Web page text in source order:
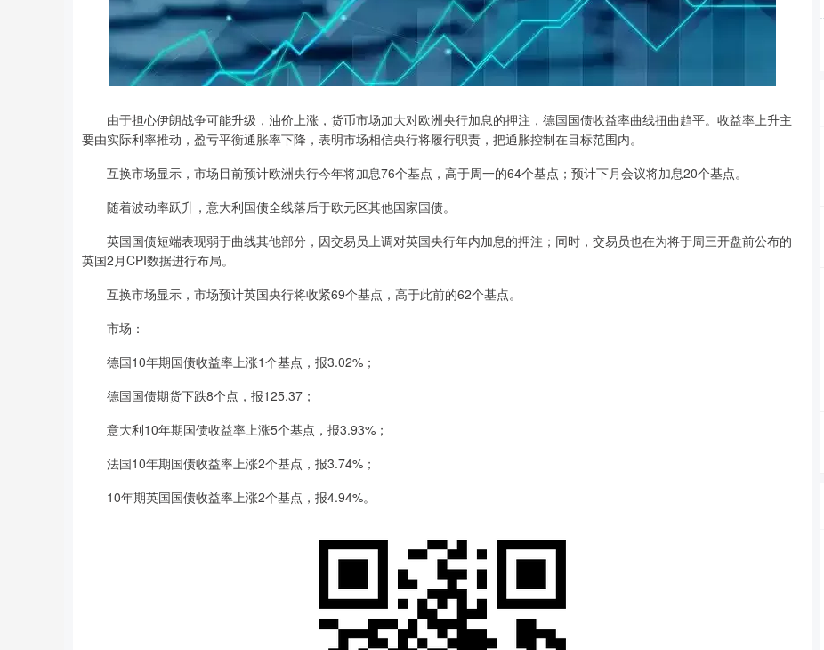
由于担心伊朗战争可能升级，油价上涨，货币市场加大对欧洲央行加息的押注，德国国债收益率曲线扭曲趋平。收益率上升主
要由实际利率推动，盈亏平衡通胀率下降，表明市场相信央行将履行职责，把通胀控制在目标范围内。
互换市场显示，市场目前预计欧洲央行今年将加息76个基点，高于周一的64个基点；预计下月会议将加息20个基点。
随着波动率跃升，意大利国债全线落后于欧元区其他国家国债。
英国国债短端表现弱于曲线其他部分，因交易员上调对英国央行年内加息的押注；同时，交易员也在为将于周三开盘前公布的
英国2月CPI数据进行布局。
互换市场显示，市场预计英国央行将收紧69个基点，高于此前的62个基点。
市场：
德国10年期国债收益率上涨1个基点，报3.02%；
德国国债期货下跌8个点，报125.37；
意大利10年期国债收益率上涨5个基点，报3.93%；
法国10年期国债收益率上涨2个基点，报3.74%；
10年期英国国债收益率上涨2个基点，报4.94%。